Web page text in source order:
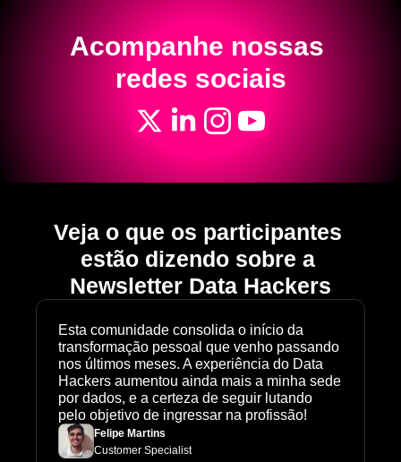
Acompanhe nossas
redes sociais
Veja o que os participantes
estão dizendo sobre a
Newsletter Data Hackers
Esta comunidade consolida o início da
transformação pessoal que venho passando
nos últimos meses. A experiência do Data
Hackers aumentou ainda mais a minha sede
por dados, e a certeza de seguir lutando
pelo objetivo de ingressar na profissão!
Felipe Martins
Customer Specialist